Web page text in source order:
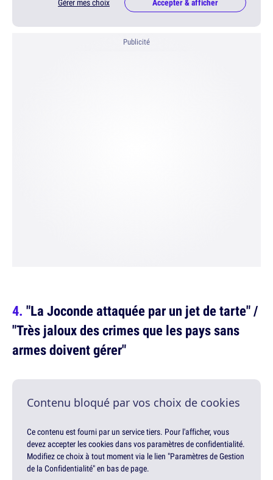
Gérer mes choix Accepter & afficher
Publicité
"La Joconde attaquée par un jet de tarte" /
"Très jaloux des crimes que les pays sans
armes doivent gérer"
Contenu bloqué par vos choix de cookies
Ce contenu est fourni par un service tiers. Pour l'afficher, vous
devez accepter les cookies dans vos paramètres de confidentialité.
Modifiez ce choix à tout moment via le lien "Paramètres de Gestion
de la Confidentialité" en bas de page.